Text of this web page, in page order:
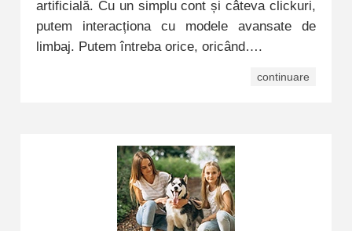
artificială. Cu un simplu cont și câteva clickuri,
putem interacționa cu modele avansate de
limbaj. Putem întreba orice, oricând….
continuare